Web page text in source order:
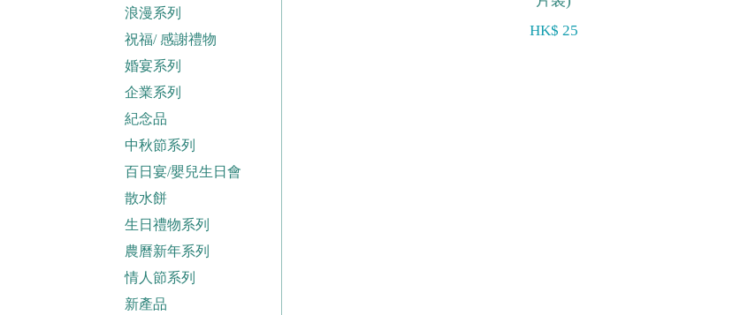
浪漫系列
祝福/ 感謝禮物
婚宴系列
企業系列
紀念品
中秋節系列
百日宴/嬰兒生日會
散水餅
生日禮物系列
農曆新年系列
情人節系列
新產品
HK$ 25